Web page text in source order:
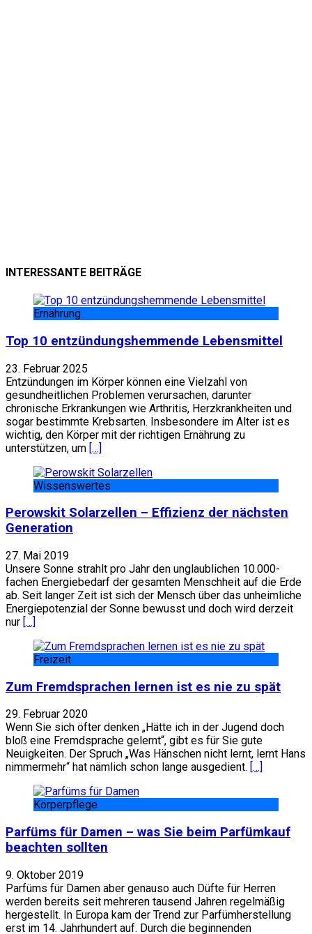
INTERESSANTE BEITRÄGE
Ernährung
Top 10 entzündungshemmende Lebensmittel
23. Februar 2025
Entzündungen im Körper können eine Vielzahl von
gesundheitlichen Problemen verursachen, darunter
chronische Erkrankungen wie Arthritis, Herzkrankheiten und
sogar bestimmte Krebsarten. Insbesondere im Alter ist es
wichtig, den Körper mit der richtigen Ernährung zu
unterstützen, um […]
Wissenswertes
Perowskit Solarzellen – Effizienz der nächsten
Generation
27. Mai 2019
Unsere Sonne strahlt pro Jahr den unglaublichen 10.000-
fachen Energiebedarf der gesamten Menschheit auf die Erde
ab. Seit langer Zeit ist sich der Mensch über das unheimliche
Energiepotenzial der Sonne bewusst und doch wird derzeit
nur […]
Freizeit
Zum Fremdsprachen lernen ist es nie zu spät
29. Februar 2020
Wenn Sie sich öfter denken „Hätte ich in der Jugend doch
bloß eine Fremdsprache gelernt“, gibt es für Sie gute
Neuigkeiten. Der Spruch „Was Hänschen nicht lernt, lernt Hans
nimmermehr“ hat nämlich schon lange ausgedient. […]
Körperpflege
Parfüms für Damen – was Sie beim Parfümkauf
beachten sollten
9. Oktober 2019
Parfüms für Damen aber genauso auch Düfte für Herren
werden bereits seit mehreren tausend Jahren regelmäßig
hergestellt. In Europa kam der Trend zur Parfümherstellung
erst im 14. Jahrhundert auf. Durch die beginnenden